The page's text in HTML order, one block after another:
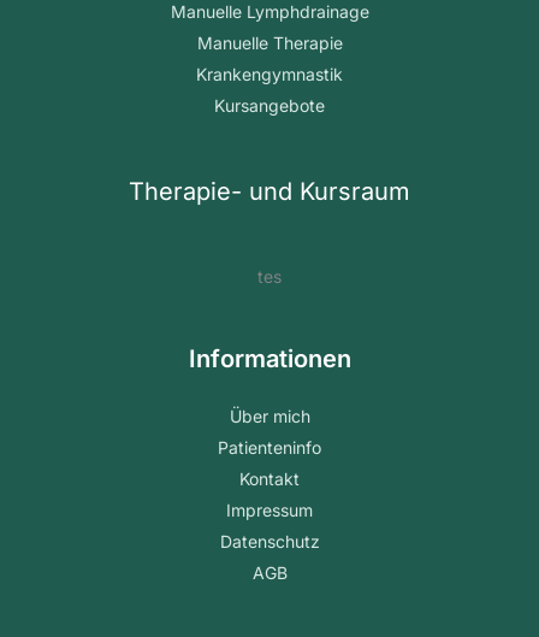
Manuelle Lymphdrainage
Manuelle Therapie
Krankengymnastik
Kursangebote
Therapie- und Kursraum
tes
Informationen
Über mich
Patienteninfo
Kontakt
Impressum
Datenschutz
AGB